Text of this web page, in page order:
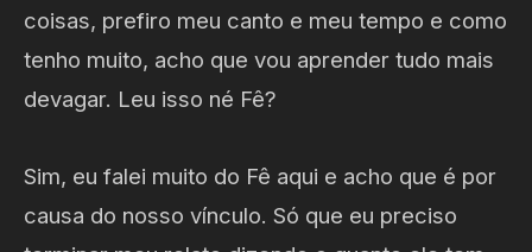
coisas, prefiro meu canto e meu tempo e como
tenho muito, acho que vou aprender tudo mais
devagar. Leu isso né Fê?
Sim, eu falei muito do Fê aqui e acho que é por
causa do nosso vínculo. Só que eu preciso